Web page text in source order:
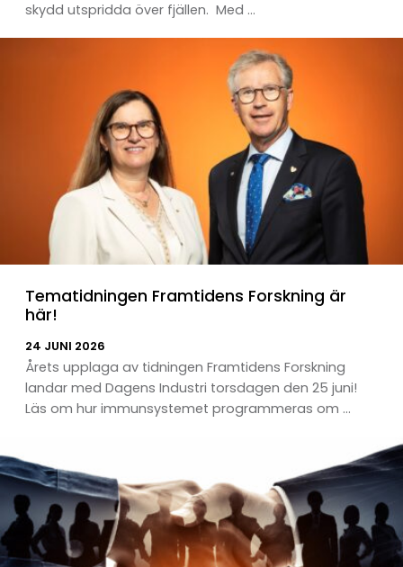
skydd utspridda över fjällen. Med ...
Tematidningen Framtidens Forskning är
här!
24 JUNI 2026
Årets upplaga av tidningen Framtidens Forskning
landar med Dagens Industri torsdagen den 25 juni!
Läs om hur immunsystemet programmeras om ...